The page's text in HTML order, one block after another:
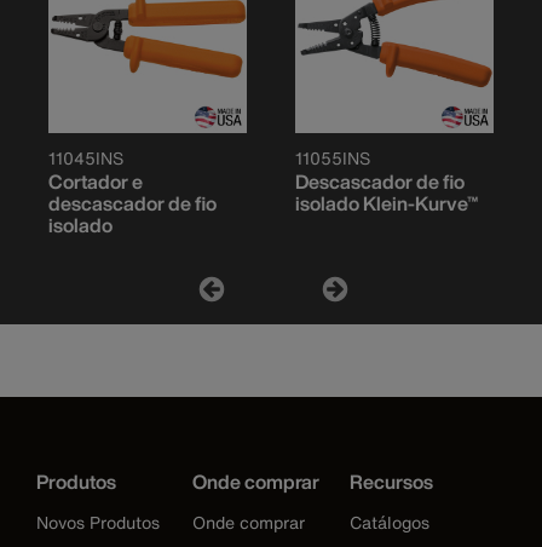
11045INS
Cortador e
descascador de fio
isolado
11055INS
Descascador de fio
isolado Klein-Kurve™
Produtos
Novos Produtos
Onde comprar
Onde comprar
Recursos
Catálogos